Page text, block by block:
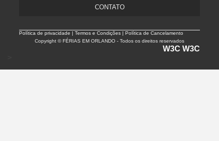
CONTATO
Política de privacidade |Termos e Condições | Política de Cancelamento
Copyright © FÉRIAS EM ORLANDO - Todos os direitos reservados
W3C W3C